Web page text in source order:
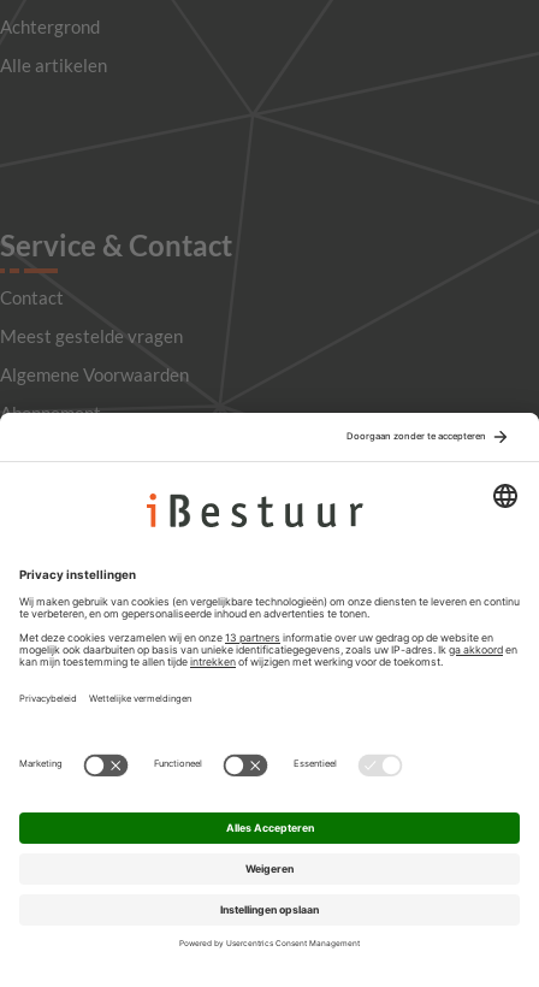
Achtergrond
Alle artikelen
Service & Contact
Contact
Meest gestelde vragen
Algemene Voorwaarden
Abonnement
Privacyinstellingen